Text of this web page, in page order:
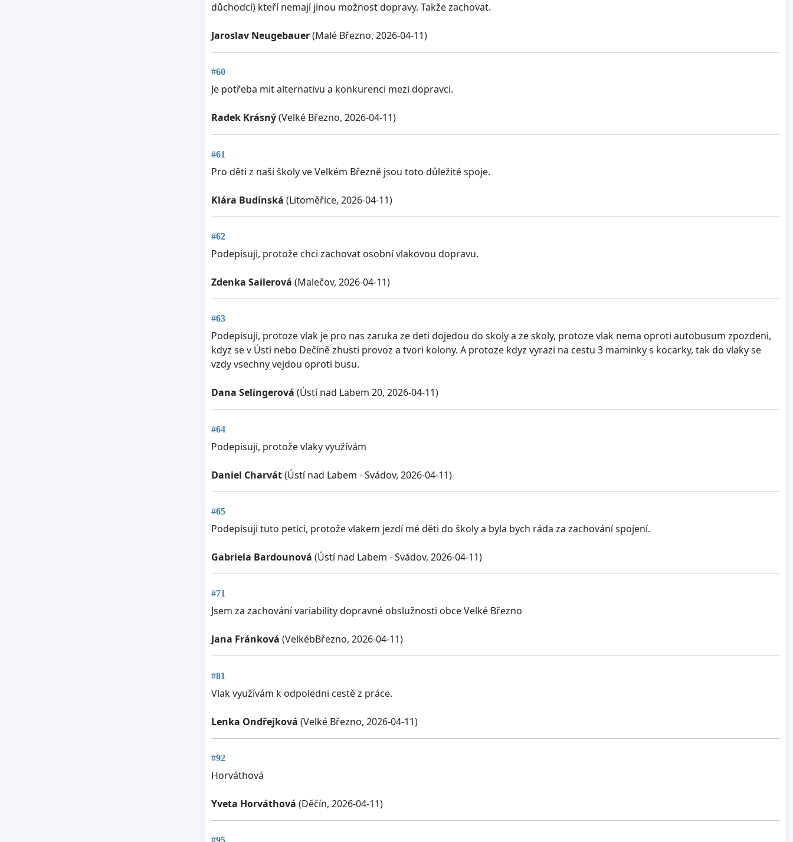
důchodci) kteří nemají jinou možnost dopravy. Takže zachovat.
Jaroslav Neugebauer(Malé Březno, 2026-04-11)
#60
Je potřeba mit alternativu a konkurenci mezi dopravci.
Radek Krásný(Velké Březno, 2026-04-11)
#61
Pro děti z naší školy ve Velkém Březně jsou toto důležité spoje.
Klára Budínská (Litoměřice, 2026-04-11)
#62
Podepisuji, protože chci zachovat osobní vlakovou dopravu.
Zdenka Sailerová (Malečov, 2026-04-11)
#63
Podepisuji, protoze vlak je pro nas zaruka ze deti dojedou do skoly a ze skoly, protoze vlak nema oproti autobusum zpozdeni,
kdyz se v Ústi nebo Dečíně zhusti provoz a tvori kolony. A protoze kdyz vyrazi na cestu 3 maminky s kocarky, tak do vlaky se
vzdy vsechny vejdou oproti busu.
Dana Selingerová (Ústí nad Labem 20, 2026-04-11)
#64
Podepisuji, protože vlaky využívám
Daniel Charvát(Ústí nad Labem - Svádov, 2026-04-11)
#65
Podepisuji tuto petici, protože vlakem jezdí mé děti do školy a byla bych ráda za zachování spojení.
Gabriela Bardounová (Ústí nad Labem - Svádov, 2026-04-11)
#71
Jsem za zachování variability dopravné obslužnosti obce Velké Březno
Jana Fránková (VelkébBřezno, 2026-04-11)
#81
Vlak využívám k odpoledni cestě z práce.
Lenka Ondřejková (Velké Březno, 2026-04-11)
#92
Horváthová
Yveta Horváthová (Děčín, 2026-04-11)